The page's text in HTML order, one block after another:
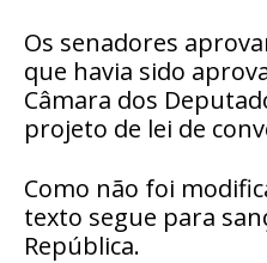
Os senadores
que havia sido
Câmara dos
projeto de lei de
Como não foi
texto segue para
República.